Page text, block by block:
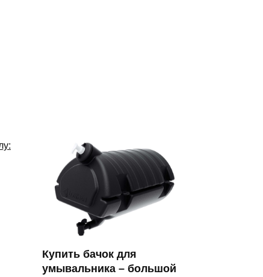
Купить бачок для
умывальника – большой